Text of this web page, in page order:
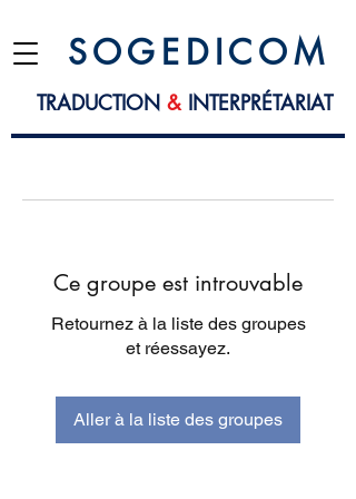
S O G E D I C O M
TRADUCTION &INTERPRÉTARIAT
Ce groupe est introuvable
Retournez à la liste des groupes
et réessayez.
Aller à la liste des groupes